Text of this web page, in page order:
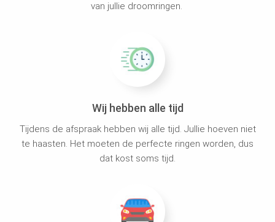
van jullie droomringen.
Wij hebben alle tijd
Tijdens de afspraak hebben wij alle tijd. Jullie hoeven niet
te haasten. Het moeten de perfecte ringen worden, dus
dat kost soms tijd.